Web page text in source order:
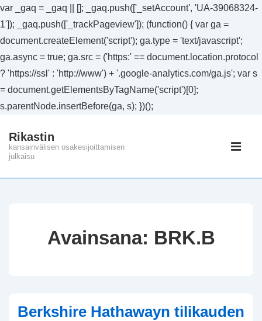
var _gaq = _gaq || []; _gaq.push(['_setAccount', 'UA-39068324-
1']); _gaq.push(['_trackPageview']); (function() { var ga =
document.createElement('script'); ga.type = 'text/javascript';
ga.async = true; ga.src = ('https:' == document.location.protocol
? 'https://ssl' : 'http://www') + '.google-analytics.com/ga.js'; var s
= document.getElementsByTagName('script')[0];
s.parentNode.insertBefore(ga, s); })();
Siirry
pääsisältöön
Rikastin
kansainvälisen osakesijoittamisen
julkaisu
Avainsana: BRK.B
Berkshire Hathawayn tilikauden